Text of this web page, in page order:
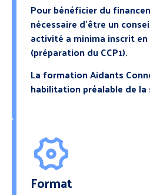
Pour bénéficier du
nécessaire d’être un
activité a minima inscrit
(préparation du CCP1).
La formation Aidants
habilitation préalable de
Format